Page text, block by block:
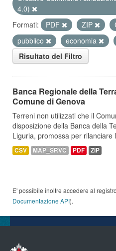
4.0)
Formati:
PDF ZIP
pubblico
economia
Risultato del Filtro
Banca Regionale della
Comune di Genova
Terreni non utilizzati che il
disposizione della Banca della
Liguria, promossa per rilanciare
CSV MAP_SRVC PDF ZIP
E' possibile inoltre accedere al
Documentazione API).